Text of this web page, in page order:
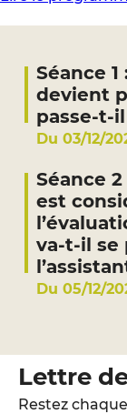
Séance 1
devient
passe-t-il
Du 03/12/
Séance
est
va-t-il se
Du 05/12/
Lettre
Restez